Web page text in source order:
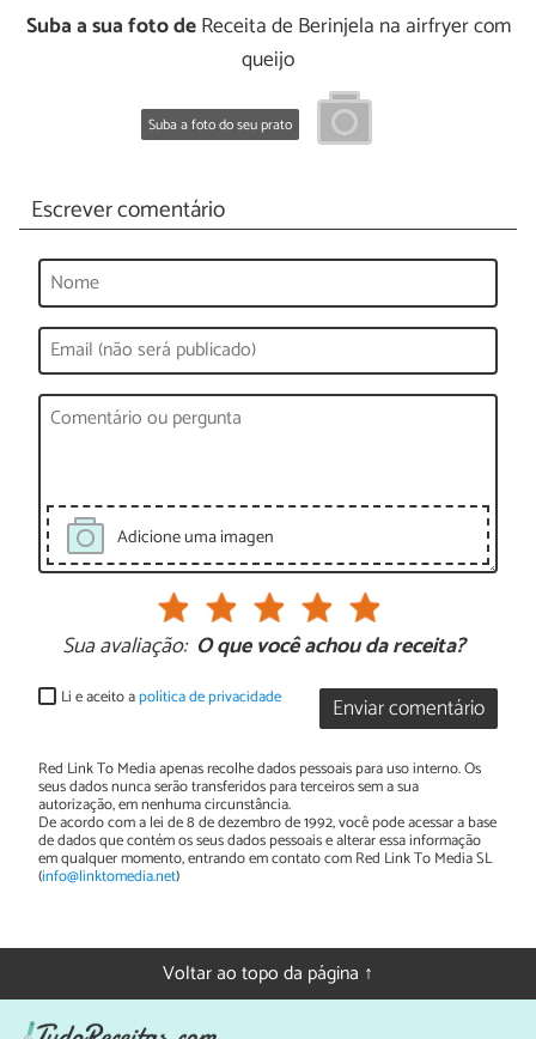
Suba a sua foto deReceita de Berinjela na airfryer com
queijo
Suba a foto do seu prato
Escrever comentário
Adicione uma imagen
Sua avaliação: O que você achou da receita?
Enviar comentário
Li e aceito apolítica de privacidade
Red Link To Media apenas recolhe dados pessoais para uso interno. Os
seus dados nunca serão transferidos para terceiros sem a sua
autorização, em nenhuma circunstância.
De acordo com a lei de 8 de dezembro de 1992, você pode acessar a base
de dados que contém os seus dados pessoais e alterar essa informação
em qualquer momento, entrando em contato com Red Link To Media SL
(info@linktomedia.net)
Voltar ao topo da página ↑